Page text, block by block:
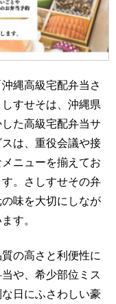
縄高級宅配弁当さ
すせそは、沖縄県
た高級宅配弁当サ
は、重役会議や接
ニューを揃えてお
。さしすせその弁
味を大切にしなが
す。
の高さと利便性に
や、希少部位ミス
日にふさわしい豪